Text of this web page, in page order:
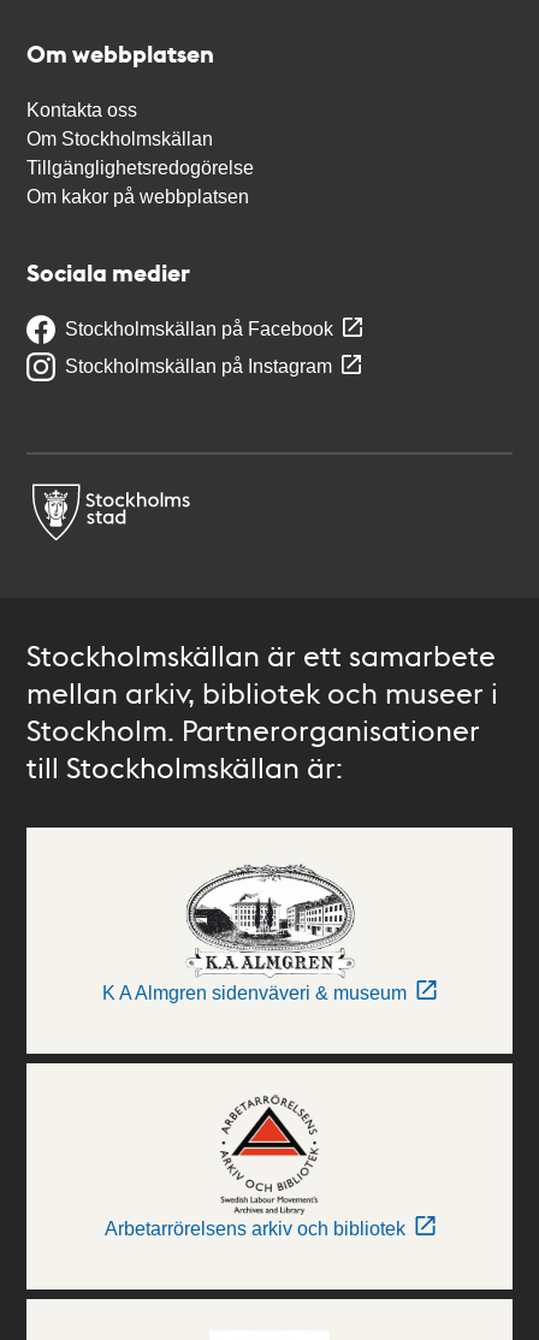
Om webbplatsen
Kontakta oss
Om Stockholmskällan
Tillgänglighetsredogörelse
Om kakor på webbplatsen
Sociala medier
Stockholmskällan på Facebook
Stockholmskällan på Instagram
Stockholmskällan är ett samarbete
mellan arkiv, bibliotek och museer i
Stockholm. Partnerorganisationer
till Stockholmskällan är:
K A Almgren sidenväveri & museum
Arbetarrörelsens arkiv och bibliotek